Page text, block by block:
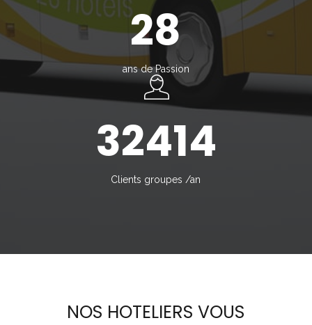
28
ans de Passion
32414
Clients groupes /an
NOS HOTELIERS VOUS